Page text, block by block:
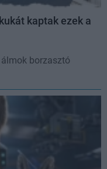
kaptak ezek a
borzasztó